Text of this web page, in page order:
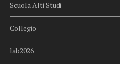
Scuola Alti Studi
Collegio
lab2026